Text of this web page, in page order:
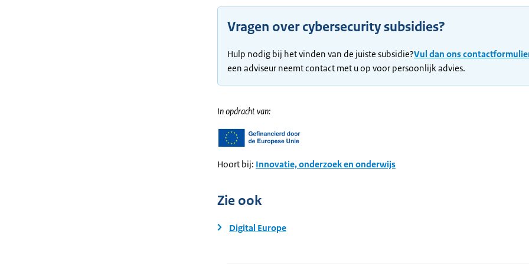
Vragen over cybersecurity subsidies?
Hulp nodig bij het vinden van de juiste subsidie?Vul dan ons
een adviseur neemt contact met u op voor persoonlijk advies.
In opdracht van:
Hoort bij: Innovatie, onderzoek en onderwijs
Zie ook
Digital Europe